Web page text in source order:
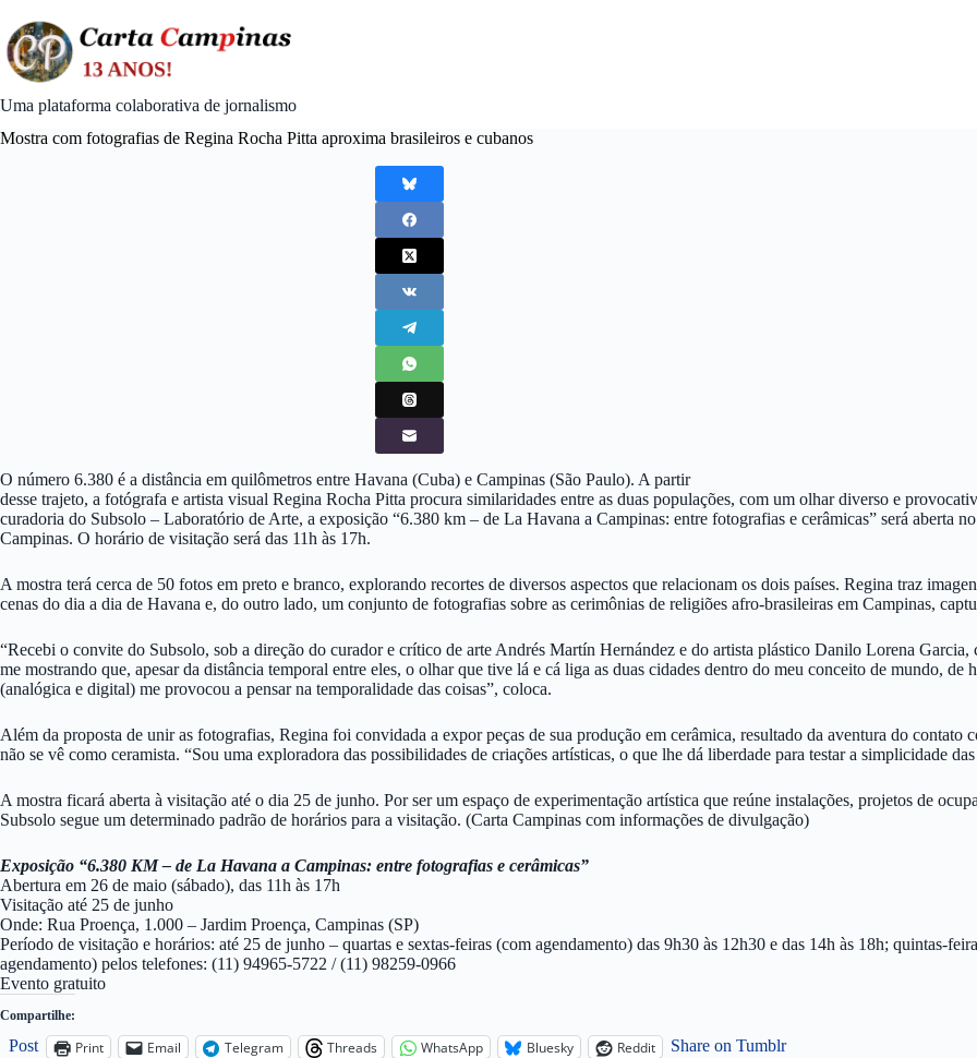
content
Uma plataforma colaborativa de jornalismo
Mostra com fotografias de Regina Rocha Pitta aproxima brasileiros e cubanos
O número 6.380 é a distância em quilômetros entre Havana (Cuba) e Campinas (São Paulo). A partir
desse trajeto, a fotógrafa e artista visual Regina Rocha Pitta procura similaridades entre as duas populações, com um olhar diverso e
curadoria do Subsolo – Laboratório de Arte, a exposição “6.380 km – de La Havana a Campinas: entre fotografias e cerâmicas” será aberta
Campinas. O horário de visitação será das 11h às 17h.
A mostra terá cerca de 50 fotos em preto e branco, explorando recortes de diversos aspectos que relacionam os dois países. Regina traz
cenas do dia a dia de Havana e, do outro lado, um conjunto de fotografias sobre as cerimônias de religiões afro-brasileiras em Campinas,
“Recebi o convite do Subsolo, sob a direção do curador e crítico de arte Andrés Martín Hernández e do artista plástico Danilo Lorena Garcia,
me mostrando que, apesar da distância temporal entre eles, o olhar que tive lá e cá liga as duas cidades dentro do meu conceito de mundo,
(analógica e digital) me provocou a pensar na temporalidade das coisas”, coloca.
Além da proposta de unir as fotografias, Regina foi convidada a expor peças de sua produção em cerâmica, resultado da aventura do contato
não se vê como ceramista. “Sou uma exploradora das possibilidades de criações artísticas, o que lhe dá liberdade para testar a simplicidade
A mostra ficará aberta à visitação até o dia 25 de junho. Por ser um espaço de experimentação artística que reúne instalações, projetos de
Subsolo segue um determinado padrão de horários para a visitação. (Carta Campinas com informações de divulgação)
Exposição “6.380 KM – de La Havana a Campinas: entre fotografias e cerâmicas”
Abertura em 26 de maio (sábado), das 11h às 17h
Visitação até 25 de junho
Onde: Rua Proença, 1.000 – Jardim Proença, Campinas (SP)
Período de visitação e horários: até 25 de junho – quartas e sextas-feiras (com agendamento) das 9h30 às 12h30 e das 14h às 18h; quintas-
agendamento) pelos telefones: (11) 94965-5722 / (11) 98259-0966
Evento gratuito
Compartilhe:
Post Print Email Telegram Threads WhatsApp Bluesky Reddit Share on Tumblr